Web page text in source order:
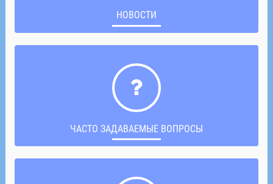
НОВОСТИ
ЧАСТО ЗАДАВАЕМЫЕ ВОПРОСЫ